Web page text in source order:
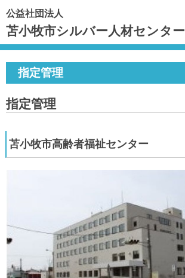
公益社団法人
苫小牧市シルバー人材センター
指定管理
指定管理
苫小牧市高齢者福祉センター